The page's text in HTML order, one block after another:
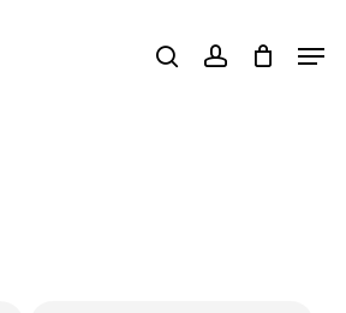
searchaccountClose